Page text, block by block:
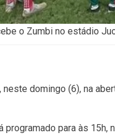
o Zumbi no estádio
neste domingo (6), na
programado para às